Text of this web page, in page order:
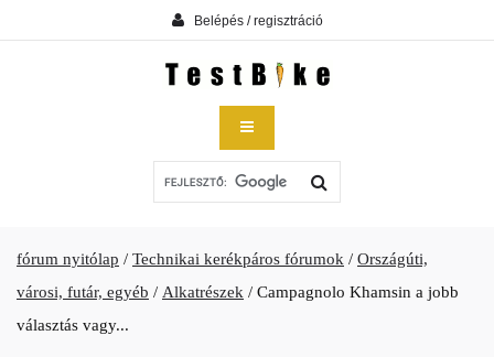
Belépés / regisztráció
fórum nyitólap / Technikai kerékpáros fórumok / Országúti,
városi, futár, egyéb / Alkatrészek / Campagnolo Khamsin a jobb
választás vagy...